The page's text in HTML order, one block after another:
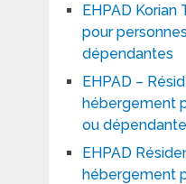
EHPAD Korian
pour
dépendantes
EHPAD –
hébergement
ou
EHPAD
hébergement